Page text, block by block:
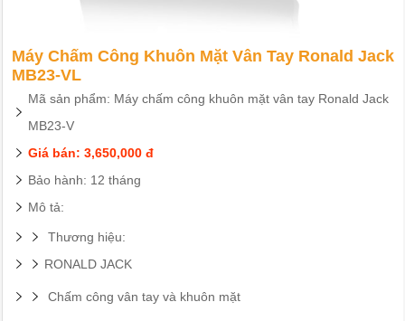
Máy Chấm Công Khuôn Mặt Vân Tay Ronald Jack
MB23-VL
Mã sản phẩm: Máy chấm công khuôn mặt vân tay Ronald Jack
MB23-V
Giá bán: 3,650,000 đ
Bảo hành: 12 tháng
Mô tả:
Thương hiệu:
RONALD JACK
Chấm công vân tay và khuôn mặt